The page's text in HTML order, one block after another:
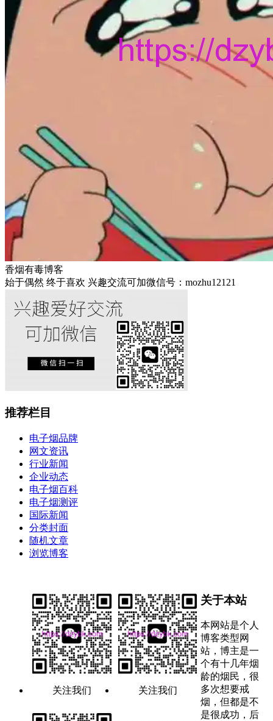
香烟有毒博客
始于偶然 终于喜欢 兴趣交流可加微信号：mozhu12121
推荐栏目
电子烟品牌
网文资讯
行业新闻
企业动态
电子烟百科
电子烟测评
国际新闻
分类封面
随机文章
浏览博客
关注我们 关注我们
关于本站
本网站是个人
博客类型网
站，博主是一
个有十几年烟
龄的烟民，很
多次想要戒
烟，但都是不
是很成功，后